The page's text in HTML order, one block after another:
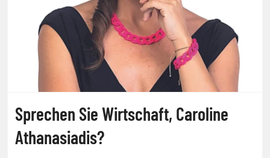
Sprechen Sie Wirtschaft, Caroline
Athanasiadis?